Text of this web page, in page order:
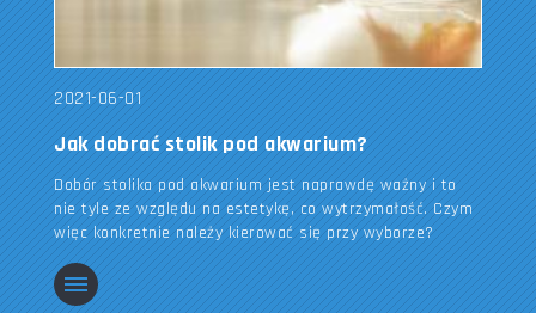
2021-06-01
Jak dobrać stolik pod akwarium?
Dobór stolika pod akwarium jest naprawdę ważny i to
nie tyle ze względu na estetykę, co wytrzymałość. Czym
więc konkretnie należy kierować się przy wyborze?